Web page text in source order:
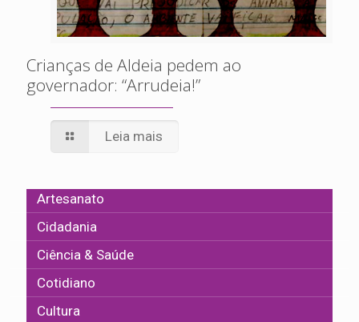
Crianças de Aldeia pedem ao
governador: “Arrudeia!”
Leia mais
Artesanato
Cidadania
Ciência & Saúde
Cotidiano
Cultura